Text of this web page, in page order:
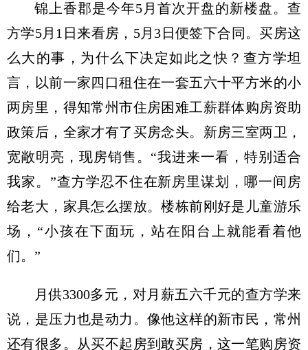
锦上香郡是今年5月首次开盘的新楼盘。查
方学5月1日来看房，5月3日便签下合同。买房这
么大的事，为什么下决定如此之快？查方学坦
言，以前一家四口租住在一套五六十平方米的小
两房里，得知常州市住房困难工薪群体购房资助
政策后，全家才有了买房念头。新房三室两卫，
宽敞明亮，现房销售。“我进来一看，特别适合
我家。”查方学忍不住在新房里谋划，哪一间房
给老大，家具怎么摆放。楼栋前刚好是儿童游乐
场，“小孩在下面玩，站在阳台上就能看着他
们。”
月供3300多元，对月薪五六千元的查方学来
说，是压力也是动力。像他这样的新市民，常州
还有很多。从买不起房到敢买房，这一笔购房资